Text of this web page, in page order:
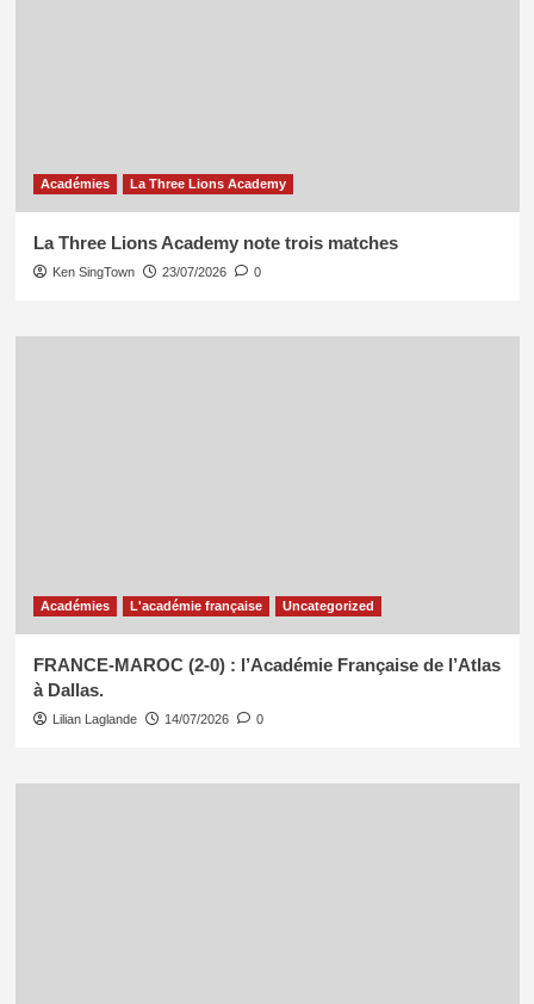
Académies La Three Lions Academy
La Three Lions Academy note trois matches
Ken SingTown 23/07/2026 0
Académies L'académie française Uncategorized
FRANCE-MAROC (2-0) : l’Académie Française de l’Atlas
à Dallas.
Lilian Laglande 14/07/2026 0